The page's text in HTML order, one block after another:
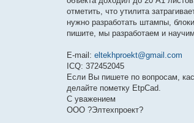
отметить, что утилита
нужно разработать штампы,
пишите, мы разработаем и
E-mail:eltekhproekt@gmail.com
ICQ: 372452045
Если Вы пишете по вопросам,
делайте пометку EtpCad.
С уважением
ООО ?Элтехпроект?